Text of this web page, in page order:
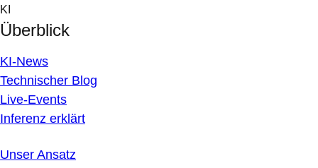
Skip
to
content
KI
Überblick
KI-News
Technischer Blog
Live-Events
Inferenz erklärt
Unser Ansatz